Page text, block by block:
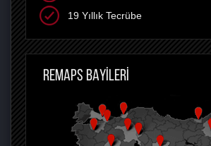
19 Yıllık Tecrübe
REMAPS BAYİLERİ